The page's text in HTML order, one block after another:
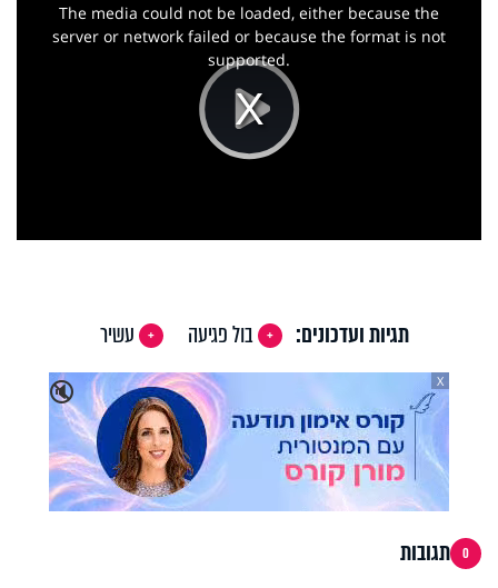
Play
The media could not be loaded, either because the
server or network failed or because the format is not
supported.
תגיות ועדכונים: בול פגיעה
עשיר
🔇
X
0 תגובות